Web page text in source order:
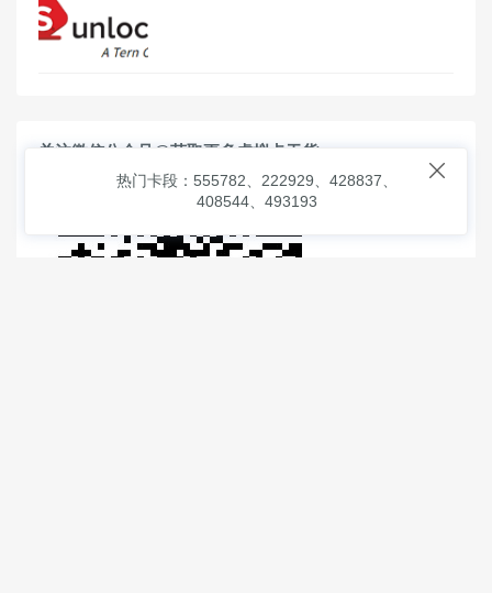
关注微信公众号@获取更多虚拟卡干货

热门卡段：555782、222929、428837、
408544、493193